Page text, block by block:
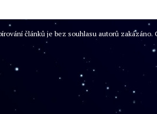
článků je bez souhlasu autorů